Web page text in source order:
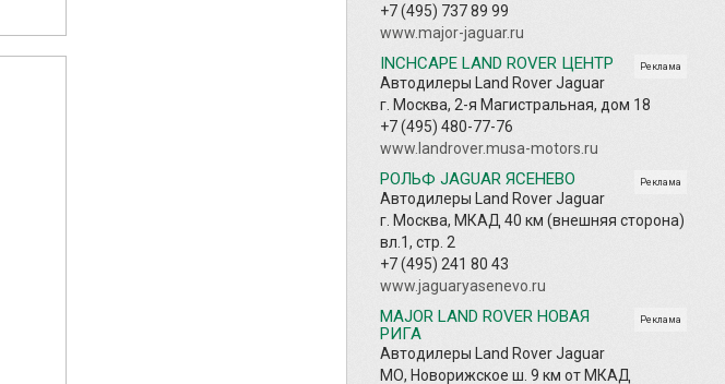
+7 (495) 737 89 99
www.major-jaguar.ru
Реклама
INCHCAPE LAND ROVER ЦЕНТР
Автодилеры Land Rover Jaguar
г. Москва, 2-я Магистральная, дом 18
+7 (495) 480-77-76
www.landrover.musa-motors.ru
Реклама
РОЛЬФ JAGUAR ЯСЕНЕВО
Автодилеры Land Rover Jaguar
г. Москва, МКАД 40 км (внешняя сторона)
вл.1, стр. 2
+7 (495) 241 80 43
www.jaguaryasenevo.ru
Реклама
MAJOR LAND ROVER НОВАЯ
РИГА
Автодилеры Land Rover Jaguar
МО, Новорижское ш. 9 км от МКАД